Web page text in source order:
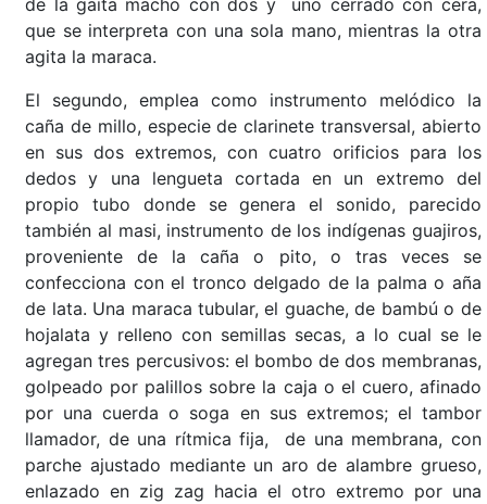
de la gaita macho con dos y uno cerrado con cera,
que se interpreta con una sola mano, mientras la otra
agita la maraca.
El segundo, emplea como instrumento melódico la
caña de millo, especie de clarinete transversal, abierto
en sus dos extremos, con cuatro orificios para los
dedos y una lengueta cortada en un extremo del
propio tubo donde se genera el sonido, parecido
también al masi, instrumento de los indígenas guajiros,
proveniente de la caña o pito, o tras veces se
confecciona con el tronco delgado de la palma o aña
de lata. Una maraca tubular, el guache, de bambú o de
hojalata y relleno con semillas secas, a lo cual se le
agregan tres percusivos: el bombo de dos membranas,
golpeado por palillos sobre la caja o el cuero, afinado
por una cuerda o soga en sus extremos; el tambor
llamador, de una rítmica fija, de una membrana, con
parche ajustado mediante un aro de alambre grueso,
enlazado en zig zag hacia el otro extremo por una